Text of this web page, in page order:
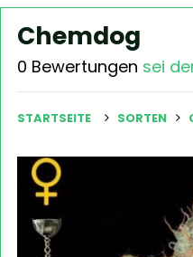
Chemdog
0 Bewertungen sei
STARTSEITE SORTEN